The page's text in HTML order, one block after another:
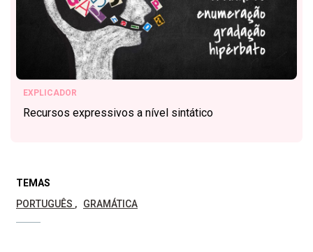
EXPLICADOR
Recursos expressivos a nível sintático
TEMAS
PORTUGUÊS
GRAMÁTICA